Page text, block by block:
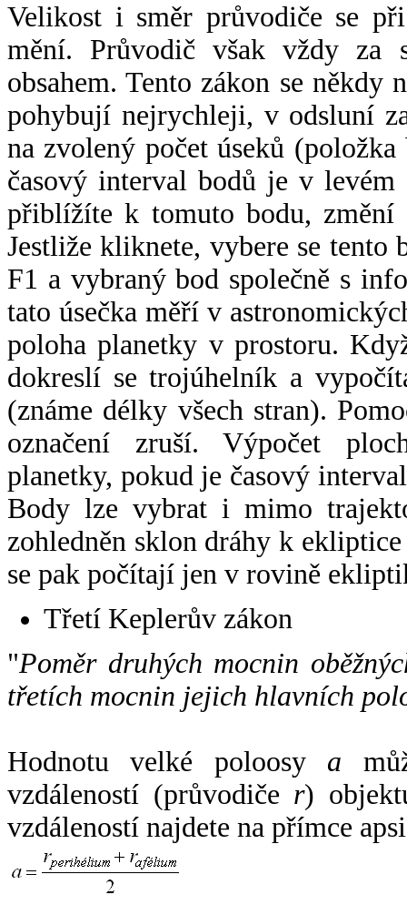
Velikost i směr průvodiče se
mění. Průvodič však vždy za
obsahem. Tento zákon se někdy
pohybují nejrychleji, v odsluní
na zvolený počet úseků
časový interval bodů je v
přiblížíte k tomuto bodu,
Jestliže kliknete, vybere se tento
F1 a vybraný bod společně s
tato úsečka měří v
poloha planetky v prostoru.
dokreslí se trojúhelník a
(známe délky všech stran).
označení zruší. Výpočet
planetky, pokud je časový
Body lze vybrat i mimo
zohledněn sklon dráhy k
se pak počítají jen v rovině
Třetí Keplerův zákon
"Poměr druhých mocnin
třetích mocnin jejich hlavních
Hodnotu velké poloosy a
vzdáleností (průvodiče r)
vzdáleností najdete na přímce